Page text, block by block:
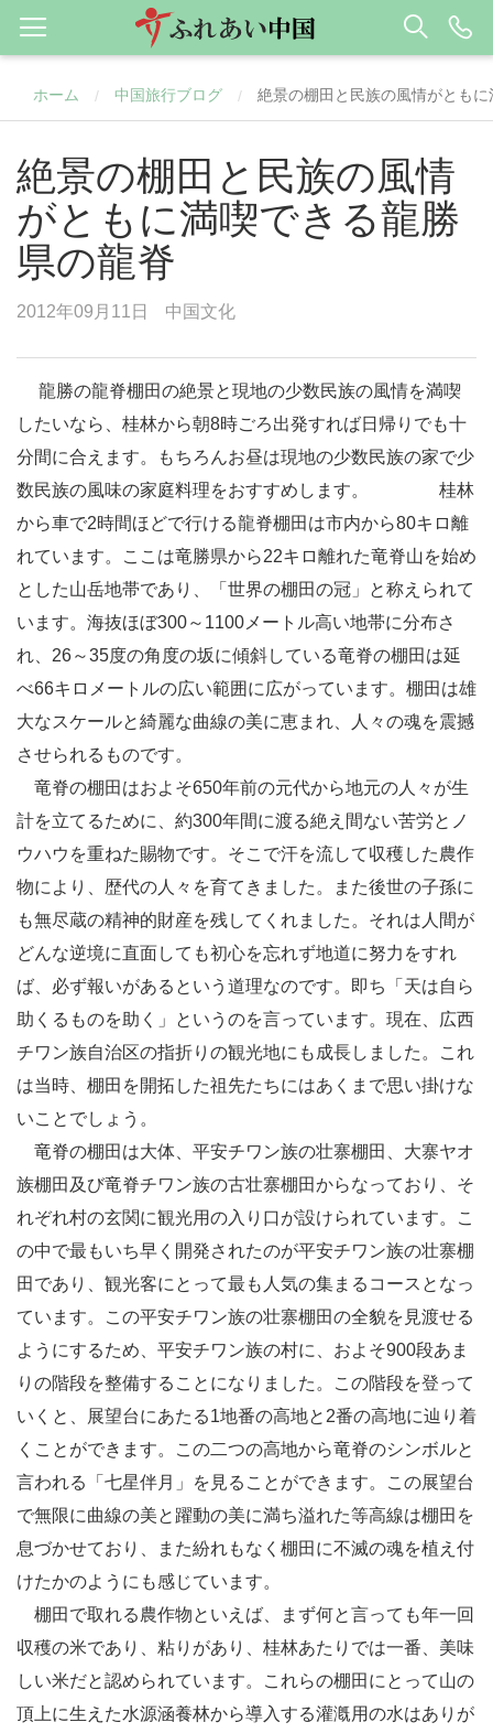
ホーム / 中国旅行ブログ / 絶景の棚田と民族の風情がとも
絶景の棚田と民族の風情
がともに満喫できる龍勝
県の龍脊
2012年09月11日 中国文化
龍勝の龍脊棚田の絶景と現地の少数民族の風情を満喫
したいなら、桂林から朝8時ごろ出発すれば日帰りでも十
分間に合えます。もちろんお昼は現地の少数民族の家で少
数民族の風味の家庭料理をおすすめします。 桂林
から車で2時間ほどで行ける龍脊棚田は市内から80キロ離
れています。ここは竜勝県から22キロ離れた竜脊山を始め
とした山岳地帯であり、「世界の棚田の冠」と称えられて
います。海抜ほぼ300～1100メートル高い地帯に分布さ
れ、26～35度の角度の坂に傾斜している竜脊の棚田は延
べ66キロメートルの広い範囲に広がっています。棚田は雄
大なスケールと綺麗な曲線の美に恵まれ、人々の魂を震撼
させられるものです。
竜脊の棚田はおよそ650年前の元代から地元の人々が生
計を立てるために、約300年間に渡る絶え間ない苦労とノ
ウハウを重ねた賜物です。そこで汗を流して収穫した農作
物により、歴代の人々を育てきました。また後世の子孫に
も無尽蔵の精神的財産を残してくれました。それは人間が
どんな逆境に直面しても初心を忘れず地道に努力をすれ
ば、必ず報いがあるという道理なのです。即ち「天は自ら
助くるものを助く」というのを言っています。現在、広西
チワン族自治区の指折りの観光地にも成長しました。これ
は当時、棚田を開拓した祖先たちにはあくまで思い掛けな
いことでしょう。
竜脊の棚田は大体、平安チワン族の壮寨棚田、大寨ヤオ
族棚田及び竜脊チワン族の古壮寨棚田からなっており、そ
れぞれ村の玄関に観光用の入り口が設けられています。こ
の中で最もいち早く開発されたのが平安チワン族の壮寨棚
田であり、観光客にとって最も人気の集まるコースとなっ
ています。この平安チワン族の壮寨棚田の全貌を見渡せる
ようにするため、平安チワン族の村に、およそ900段あま
りの階段を整備することになりました。この階段を登って
いくと、展望台にあたる1地番の高地と2番の高地に辿り着
くことができます。この二つの高地から竜脊のシンボルと
言われる「七星伴月」を見ることができます。この展望台
で無限に曲線の美と躍動の美に満ち溢れた等高線は棚田を
息づかせており、また紛れもなく棚田に不滅の魂を植え付
けたかのようにも感じています。
棚田で取れる農作物といえば、まず何と言っても年一回
収穫の米であり、粘りがあり、桂林あたりでは一番、美味
しい米だと認められています。これらの棚田にとって山の
頂上に生えた水源涵養林から導入する灌漑用の水はありが